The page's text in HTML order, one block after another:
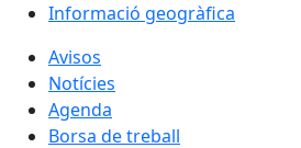
Informació geogràfica
Avisos
Notícies
Agenda
Borsa de treball